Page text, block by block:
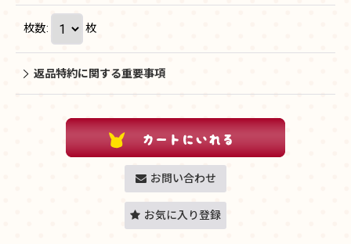
枚数: 枚
返品特約に関する重要事項
お問い合わせ
お気に入り登録